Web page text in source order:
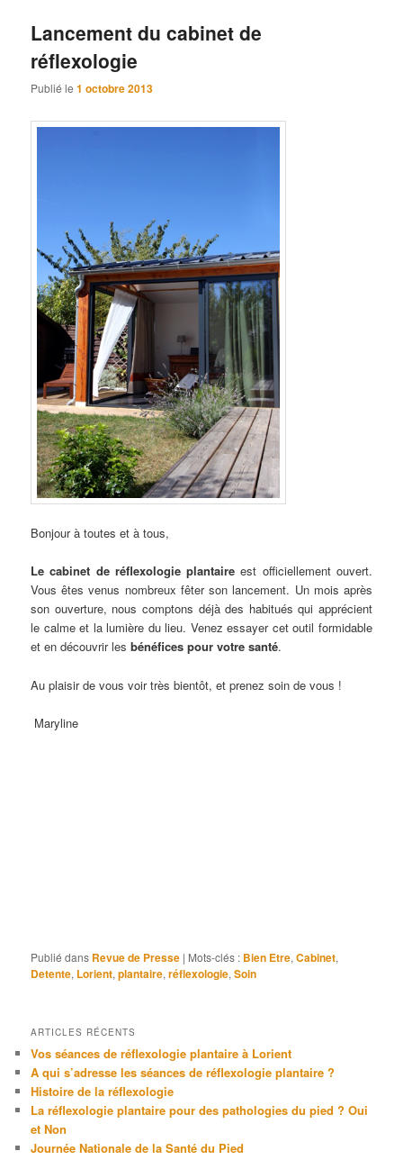
Lancement du cabinet de
réflexologie
Publié le1 octobre 2013
Bonjour à toutes et à tous,
Le cabinet de réflexologie plantaire est officiellement ouvert.
Vous êtes venus nombreux fêter son lancement. Un mois après
son ouverture, nous comptons déjà des habitués qui apprécient
le calme et la lumière du lieu. Venez essayer cet outil formidable
et en découvrir lesbénéfices pour votre santé.
Au plaisir de vous voir très bientôt, et prenez soin de vous !
Maryline
Publié dans Revue de Presse | Mots-clés : Bien Etre,Cabinet,
Detente, Lorient,plantaire,réflexologie,Soin
ARTICLES RÉCENTS
Vos séances de réflexologie plantaire à Lorient
A qui s’adresse les séances de réflexologie plantaire ?
Histoire de la réflexologie
La réflexologie plantaire pour des pathologies du pied ? Oui
et Non
Journée Nationale de la Santé du Pied